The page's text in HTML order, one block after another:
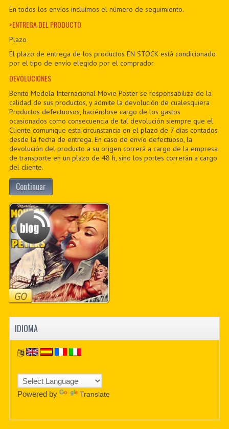
En todos los envíos incluímos el número de seguimiento.
>ENTREGA DEL PRODUCTO
Plazo
El plazo de entrega de los productos EN STOCK está condicionado
por el tipo de envío elegido por el comprador.
DEVOLUCIONES
Benito Medela Internacional Movie Poster se responsabiliza de la
calidad de sus productos, y admite la devolución de cualesquiera
Productos defectuosos, haciéndose cargo de los gastos
ocasionados como consecuencia de tal devolución siempre que el
Cliente comunique esta circunstancia en el plazo de 7 días contados
desde la fecha de entrega. En caso de envío defectuoso, la
devolución del producto a su origen correrá a cargo de la empresa
de transporte en un plazo de 48 h, sino los portes correrán a cargo
del cliente.
Continuar
IDIOMA
Powered by Translate